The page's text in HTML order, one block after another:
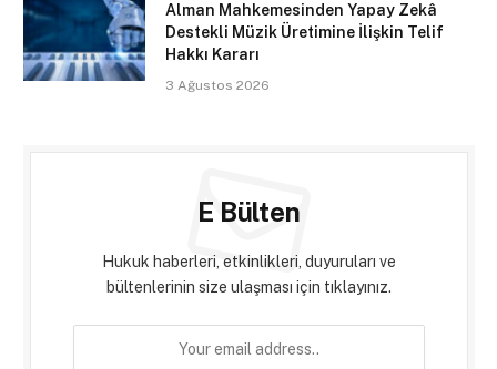
Alman Mahkemesinden Yapay Zekâ
Destekli Müzik Üretimine İlişkin Telif
Hakkı Kararı
3 Ağustos 2026
E Bülten
Hukuk haberleri, etkinlikleri, duyuruları ve
bültenlerinin size ulaşması için tıklayınız.